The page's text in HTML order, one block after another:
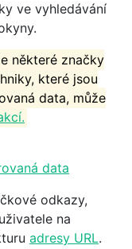
ve vyhledávání
některé značky
které jsou
data, může
data
odkazy,
na
adresy URL.